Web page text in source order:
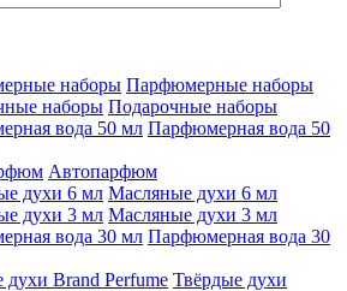
Парфюмерные наборы
Подарочные наборы
Парфюмерная вода 50
Автопарфюм
Масляные духи 6 мл
Масляные духи 3 мл
Парфюмерная вода 30
Твёрдые духи